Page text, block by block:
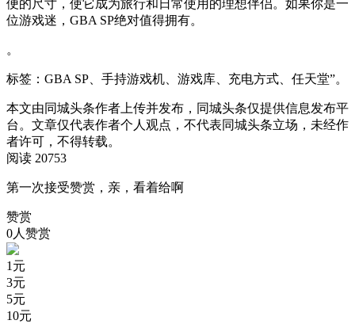
便的尺寸，使它成为旅行和日常使用的理想伴侣。如果你是一
位游戏迷，GBA SP绝对值得拥有。
。
标签：GBA SP、手持游戏机、游戏库、充电方式、任天堂”。
本文由同城头条作者上传并发布，同城头条仅提供信息发布平
台。文章仅代表作者个人观点，不代表同城头条立场，未经作
者许可，不得转载。
阅读 20753
第一次接受赞赏，亲，看着给啊
赞赏
0人赞赏
1 元
3元
5元
10元